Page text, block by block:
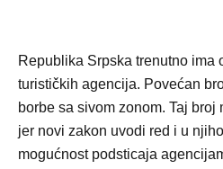
Republika Srpska trenutno ima
turističkih agencija. Povećan
borbe sa sivom zonom. Taj
jer novi zakon uvodi red i u
mogućnost podsticaja